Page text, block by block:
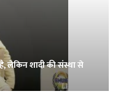
लेकिन शादी की संस्था से